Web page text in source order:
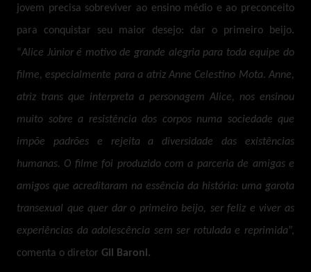
jovem precisa sobreviver ao ensino médio e ao preconceito
para conquistar seu maior desejo: dar o primeiro beijo.
“Alice Júnior é motivo de grande alegria para toda equipe do
filme, especialmente para a atriz Anne Celestino Mota. Anne,
atriz trans que interpreta a personagem Alice, nos ensinou
muito sobre a resistência dos corpos numa sociedade que
impõe padrões e rejeita a diversidade das existências
humanas. O filme foi produzido com a parceria de amigas e
amigos que acreditaram na essência da história: uma garota
transexual que quer dar o primeiro beijo, ser feliz e viver as
experiências da adolescência sem ser rotulada e reprimida”,
comenta o diretor Gil Baroni.